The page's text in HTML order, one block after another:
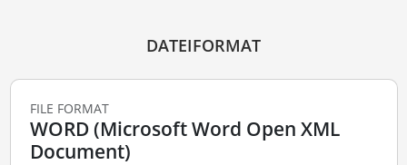
DATEIFORMAT
FILE FORMAT
WORD (Microsoft Word Open XML
Document)